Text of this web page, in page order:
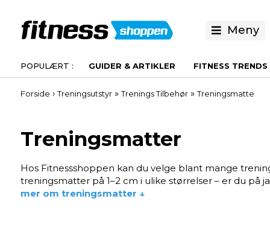
Meny
GUIDER & ARTIKLER FITNESS TRENDS
Forside ›Treningsutstyr»Trenings Tilbehør»Treningsmatte
Treningsmatter
Hos Fitnessshoppen kan du velge blant mange
treningsmatter på 1–2 cm i ulike størrelser – er du
mer om treningsmatter ↓